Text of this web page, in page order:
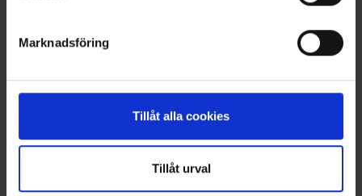
Marknadsföring
Tillåt alla cookies
Tillåt urval
CAMPING-
LIVET